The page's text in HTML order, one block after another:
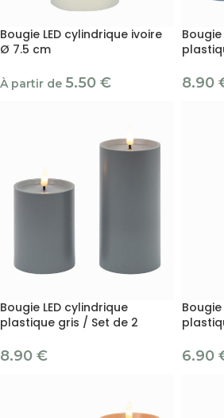
Bougie LED cylindrique ivoire
Ø 7.5 cm
À partir de 5.50 € 8.90
Bougie LED cylindrique
plastique gris / Set de 2
8.90 € 6.90